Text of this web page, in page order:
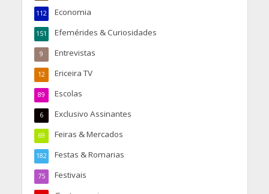
Economia
112
Efemérides & Curiosidades
151
Entrevistas
9
Ericeira TV
12
Escolas
89
Exclusivo Assinantes
6
Feiras & Mercados
69
Festas & Romarias
182
Festivais
75